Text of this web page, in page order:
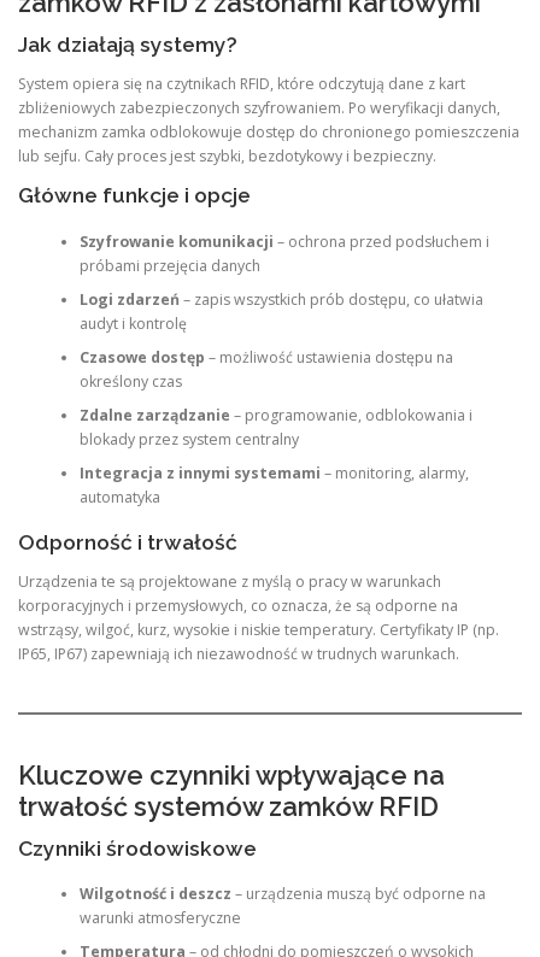
Jak działają systemy?
System opiera się na czytnikach RFID, które odczytują dane z kart
zbliżeniowych zabezpieczonych szyfrowaniem. Po weryfikacji danych,
mechanizm zamka odblokowuje dostęp do chronionego pomieszczenia
lub sejfu. Cały proces jest szybki, bezdotykowy i bezpieczny.
Główne funkcje i opcje
Szyfrowanie komunikacji – ochrona przed podsłuchem i
próbami przejęcia danych
Logi zdarzeń – zapis wszystkich prób dostępu, co ułatwia
audyt i kontrolę
Czasowe dostęp – możliwość ustawienia dostępu na
określony czas
Zdalne zarządzanie – programowanie, odblokowania i
blokady przez system centralny
Integracja z innymi systemami – monitoring, alarmy,
automatyka
Odporność i trwałość
Urządzenia te są projektowane z myślą o pracy w warunkach
korporacyjnych i przemysłowych, co oznacza, że są odporne na
wstrząsy, wilgoć, kurz, wysokie i niskie temperatury. Certyfikaty IP (np.
IP65, IP67) zapewniają ich niezawodność w trudnych warunkach.
Kluczowe czynniki wpływające na
trwałość systemów zamków RFID
Czynniki środowiskowe
Wilgotność i deszcz – urządzenia muszą być odporne na
warunki atmosferyczne
Temperatura – od chłodni do pomieszczeń o wysokich